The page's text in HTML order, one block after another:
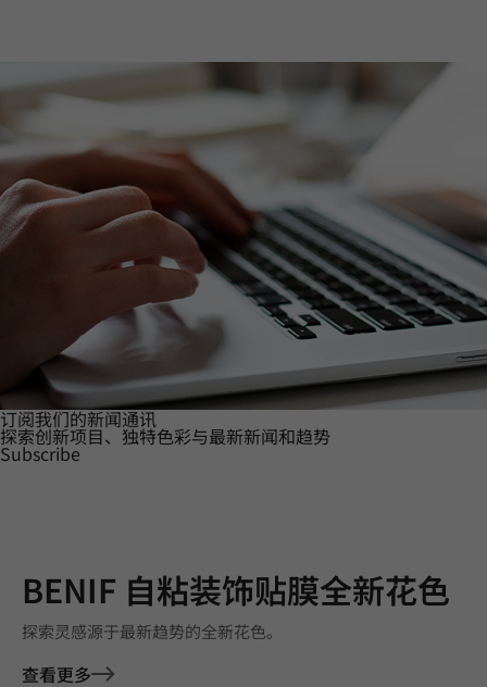
订阅我们的新闻通讯
探索创新项目、独特色彩与最新新闻和趋势
Subscribe
BENIF 自粘装饰贴膜全新花色
探索灵感源于最新趋势的全新花色。
查看更多